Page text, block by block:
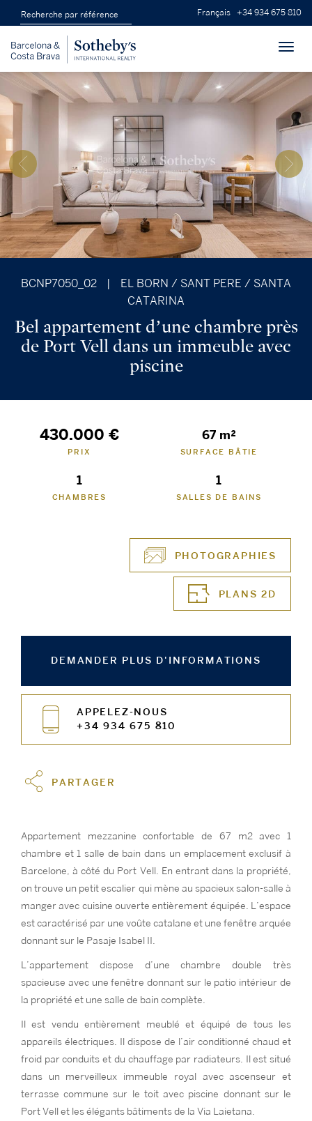
Français +34 934 675 810
BCNP7050_02
EL BORN / SANT PERE / SANTA
CATARINA
Bel appartement d’une chambre près
de Port Vell dans un immeuble avec
piscine
430.000 €
PRIX
67 m²
SURFACE BÂTIE
1
CHAMBRES
1
SALLES DE BAINS
PHOTOGRAPHIES
PLANS 2D
DEMANDER PLUS D'INFORMATIONS
APPELEZ-NOUS
+34 934 675 810
PARTAGER
Appartement mezzanine confortable de 67 m2 avec 1
chambre et 1 salle de bain dans un emplacement exclusif à
Barcelone, à côté du Port Vell. En entrant dans la propriété,
on trouve un petit escalier qui mène au spacieux salon-salle à
manger avec cuisine ouverte entièrement équipée. L’espace
est caractérisé par une voûte catalane et une fenêtre arquée
donnant sur le Pasaje Isabel II.
L’appartement dispose d’une chambre double très
spacieuse avec une fenêtre donnant sur le patio intérieur de
la propriété et une salle de bain complète.
Il est vendu entièrement meublé et équipé de tous les
appareils électriques. Il dispose de l’air conditionné chaud et
froid par conduits et du chauffage par radiateurs. Il est situé
dans un merveilleux immeuble royal avec ascenseur et
terrasse commune sur le toit avec piscine donnant sur le
Port Vell et les élégants bâtiments de la Via Laietana.